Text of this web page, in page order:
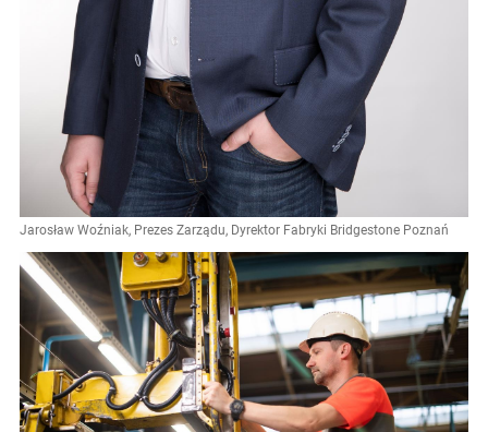
Jarosław Woźniak, Prezes Zarządu, Dyrektor Fabryki Bridgestone Poznań